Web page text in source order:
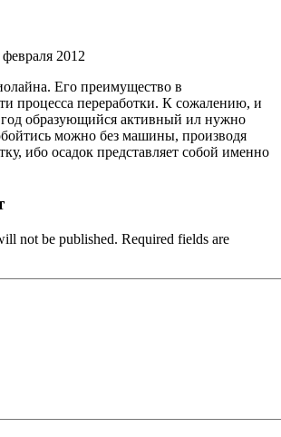
февраля 2012
Его преимущество в
процесса переработки. К сожалению, и
год образующийся активный ил нужно
можно без машины, производя
ибо осадок представляет собой именно
not be published. Required fields are